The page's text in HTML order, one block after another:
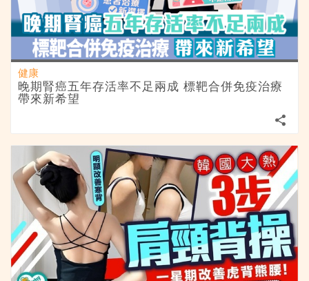
健康
晚期腎癌五年存活率不足兩成 標靶合併免疫治療
帶來新希望